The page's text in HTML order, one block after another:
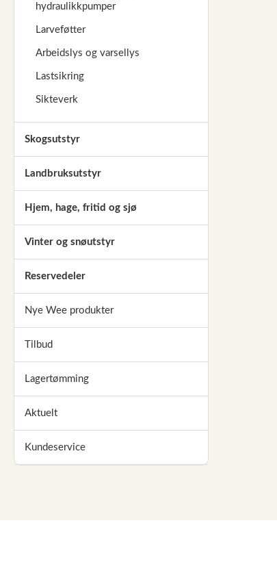
hydraulikkpumper
Larveføtter
Arbeidslys og varsellys
Lastsikring
Sikteverk
Skogsutstyr
Landbruksutstyr
Hjem, hage, fritid og sjø
Vinter og snøutstyr
Reservedeler
Nye Wee produkter
Tilbud
Lagertømming
Aktuelt
Kundeservice